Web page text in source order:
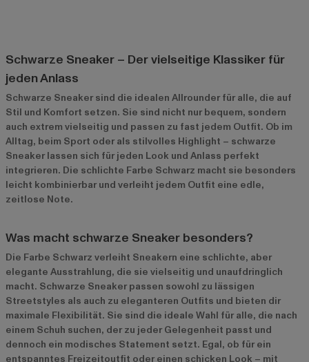
Schwarze Sneaker – Der vielseitige Klassiker für
jeden Anlass
Schwarze Sneaker sind die idealen Allrounder für alle, die auf
Stil und Komfort setzen. Sie sind nicht nur bequem, sondern
auch extrem vielseitig und passen zu fast jedem Outfit. Ob im
Alltag, beim Sport oder als stilvolles Highlight – schwarze
Sneaker lassen sich für jeden Look und Anlass perfekt
integrieren. Die schlichte Farbe Schwarz macht sie besonders
leicht kombinierbar und verleiht jedem Outfit eine edle,
zeitlose Note.
Was macht schwarze Sneaker besonders?
Die Farbe Schwarz verleiht Sneakern eine schlichte, aber
elegante Ausstrahlung, die sie vielseitig und unaufdringlich
macht. Schwarze Sneaker passen sowohl zu lässigen
Streetstyles als auch zu eleganteren Outfits und bieten dir
maximale Flexibilität. Sie sind die ideale Wahl für alle, die nach
einem Schuh suchen, der zu jeder Gelegenheit passt und
dennoch ein modisches Statement setzt. Egal, ob für ein
entspanntes Freizeitoutfit oder einen schicken Look – mit